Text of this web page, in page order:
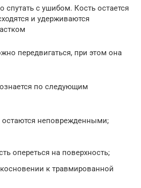
с ушибом. Кость остается
и удерживаются
передвигаться, при этом она
по следующим
остаются неповрежденными;
опереться на поверхность;
к травмированной